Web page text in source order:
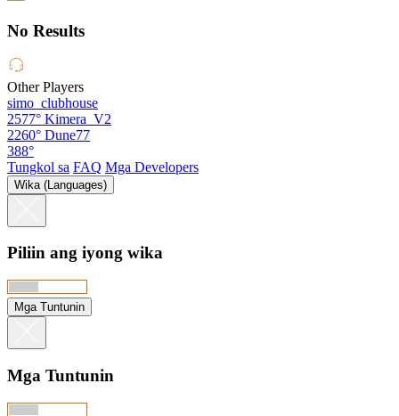
No Results
Other Players
simo_clubhouse
2577° Kimera_V2
2260° Dune77
388°
Tungkol sa FAQ Mga Developers
Wika (Languages)
Piliin ang iyong wika
Mga Tuntunin
Mga Tuntunin